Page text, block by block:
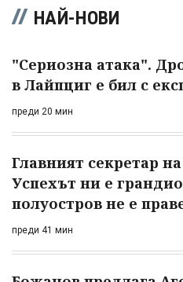
НАЙ-НОВИ
"Сериозна атака".
в Лайпциг е бил с
преди 20 мин
Главният секретар
Успехът ни е
полуостров не е
преди 41 мин